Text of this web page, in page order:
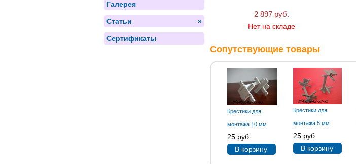
Галерея
Статьи »
Сертификаты
2 897 руб.
Нет на складе
Сопутствующие товары
Крестики для
монтажа 10 мм
25 руб.
В корзину
Крестики для
монтажа 5 мм
25 руб.
В корзину